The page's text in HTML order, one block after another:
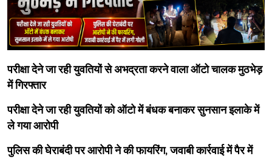
परीक्षा देने जा रही युवतियों से अभद्रता करने वाला ऑटो चालक मुठभेड़
में गिरफ्तार
परीक्षा देने जा रही युवतियों को ऑटो में बंधक बनाकर सुनसान इलाके में
ले गया आरोपी
पुलिस की घेराबंदी पर आरोपी ने की फायरिंग, जवाबी कार्रवाई में पैर में